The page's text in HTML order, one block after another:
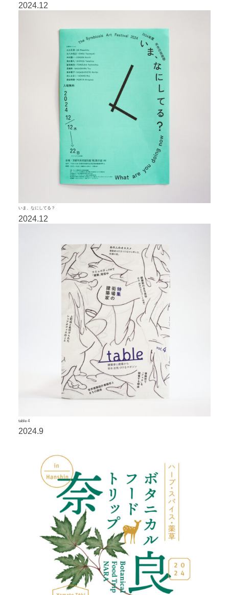
2024.12
いま、なにしてる？
2024.12
table 4
2024.9